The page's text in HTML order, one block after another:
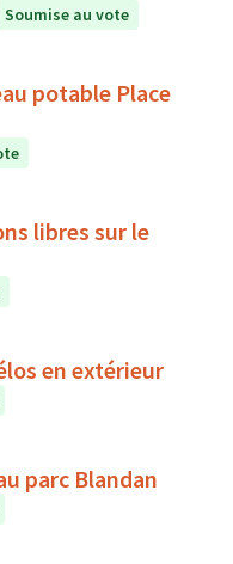
Soumise au vote
potable Place
libres sur le
en extérieur
parc Blandan